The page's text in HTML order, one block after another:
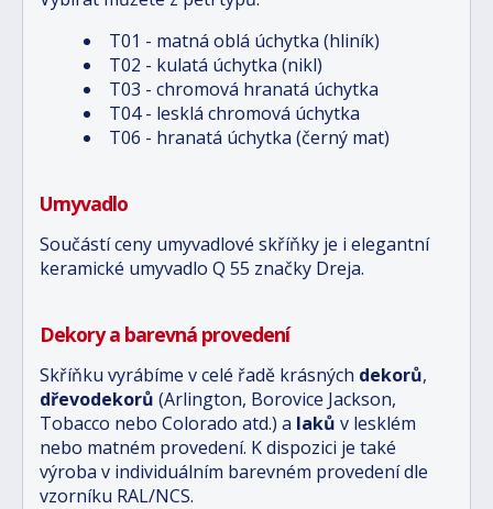
T01 - matná oblá úchytka (hliník)
T02 - kulatá úchytka (nikl)
T03 - chromová hranatá úchytka
T04 - lesklá chromová úchytka
T06 - hranatá úchytka (černý mat)
Umyvadlo
Součástí ceny umyvadlové skříňky je i elegantní
keramické umyvadlo Q 55 značky Dreja.
Dekory a barevná provedení
Skříňku vyrábíme v celé řadě krásných dekorů,
dřevodekorů (Arlington, Borovice Jackson,
Tobacco nebo Colorado atd.) a laků v lesklém
nebo matném provedení. K dispozici je také
výroba v individuálním barevném provedení dle
vzorníku RAL/NCS.